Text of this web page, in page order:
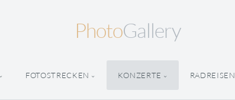
PhotoGallery
FOTOSTRECKEN KONZERTE RADREISEN